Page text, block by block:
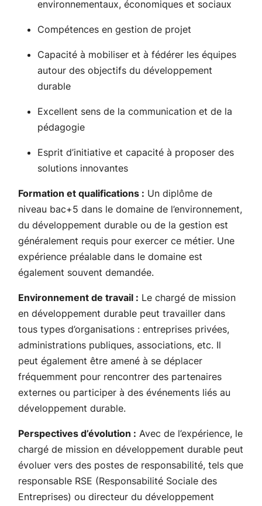
environnementaux, économiques et sociaux
Compétences en gestion de projet
Capacité à mobiliser et à fédérer les équipes
autour des objectifs du développement
durable
Excellent sens de la communication et de la
pédagogie
Esprit d’initiative et capacité à proposer des
solutions innovantes
Formation et qualifications : Un diplôme de
niveau bac+5 dans le domaine de l’environnement,
du développement durable ou de la gestion est
généralement requis pour exercer ce métier. Une
expérience préalable dans le domaine est
également souvent demandée.
Environnement de travail : Le chargé de mission
en développement durable peut travailler dans
tous types d’organisations : entreprises privées,
administrations publiques, associations, etc. Il
peut également être amené à se déplacer
fréquemment pour rencontrer des partenaires
externes ou participer à des événements liés au
développement durable.
Perspectives d’évolution : Avec de l’expérience, le
chargé de mission en développement durable peut
évoluer vers des postes de responsabilité, tels que
responsable RSE (Responsabilité Sociale des
Entreprises) ou directeur du développement